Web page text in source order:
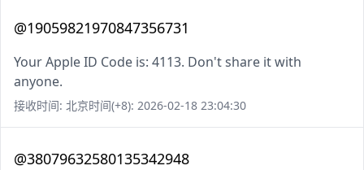
@19059821970847356731
Your Apple ID Code is: 4113. Don't share it with
anyone.
接收时间: 北京时间(+8): 2026-02-18 23:04:30
@38079632580135342948